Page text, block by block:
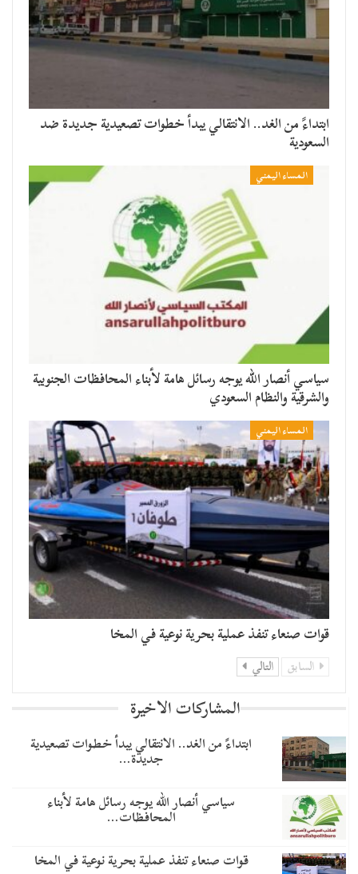
​ابتداءً من الغد.. الانتقالي يبدأ خطوات تصعيدية جديدة ضد
السعودية
المساء اليمني
سياسي أنصار الله يوجه رسائل هامة لأبناء المحافظات الجنوبية
والشرقية والنظام السعودي
المساء اليمني
قوات صنعاء تنفذ عملية بحرية نوعية في المخا
السابق التالي
المشاركات الاخيرة
​ابتداءً من الغد.. الانتقالي يبدأ خطوات تصعيدية
جديدة…
سياسي أنصار الله يوجه رسائل هامة لأبناء
المحافظات…
قوات صنعاء تنفذ عملية بحرية نوعية في المخا